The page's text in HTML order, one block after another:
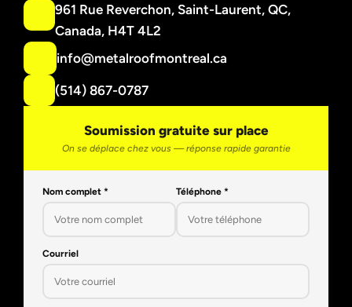
961 Rue Reverchon, Saint-Laurent, QC,
Canada, H4T 4L2
info@metalroofmontreal.ca
(514) 867-0787
Soumission gratuite sur place
On se déplace chez vous — réponse rapide garantie
Nom complet * Téléphone *
Courriel